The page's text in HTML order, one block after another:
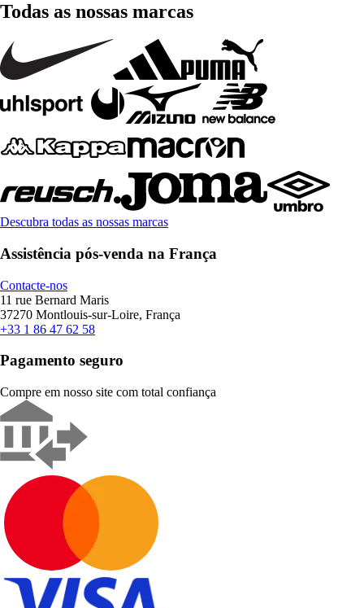
Todas as nossas marcas
Descubra todas as nossas marcas
Assistência pós-venda na França
Contacte-nos
11 rue Bernard Maris
37270 Montlouis-sur-Loire, França
+33 1 86 47 62 58
Pagamento seguro
Compre em nosso site com total confiança